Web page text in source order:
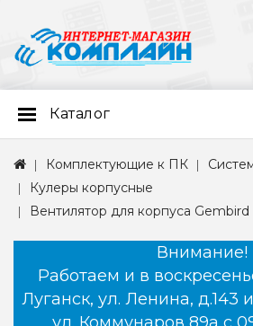
Каталог
Комплектующие к ПК
Кулеры корпусные
Вентилятор для корпуса
Внимание!
Работаем и в
Луганск, ул. Ленина, д.143